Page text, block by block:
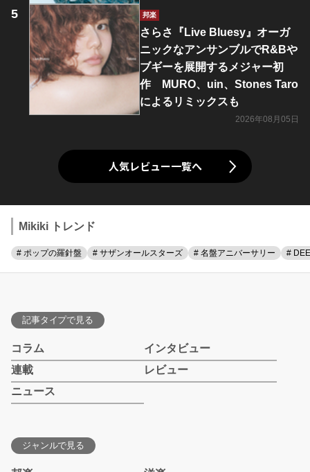
邦楽
さらさ『Live Bluesy』オーガ
ニックなアンサンブルでR&Bや
ブギーを展開するメジャー初
作 MURO、uin、Stones Taro
によるリミックスも
2026年08月05日
人気レビュー一覧へ
Mikiki トレンド
# ポップの羅針盤 # サザンオールスターズ # 名盤アニバーサリー #
記事タイプで見る
コラム
インタビュー
連載
レビュー
ニュース
ジャンルで見る